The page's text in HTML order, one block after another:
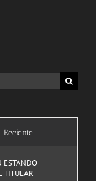
Reciente
ESTANDO
TITULAR